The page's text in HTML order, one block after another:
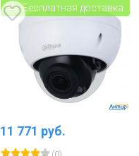
Бесплатная доставка
11 771 руб.